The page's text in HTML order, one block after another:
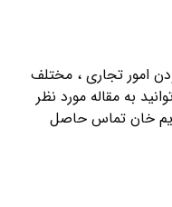
امور تجاری ، مختلف
به مقاله مورد نظر
خان تماس حاصل